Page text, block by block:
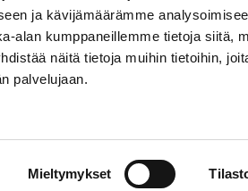
ja kävijämäärämme
alan kumppaneillemme tietoja siitä,
näitä tietoja muihin tietoihin,
palvelujaan.
Mieltymykset
Tietosuojaselosteet